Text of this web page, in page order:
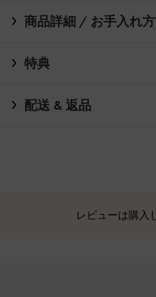
商品詳細 / お手入れ
特典
配送 & 返品
レビューは購入